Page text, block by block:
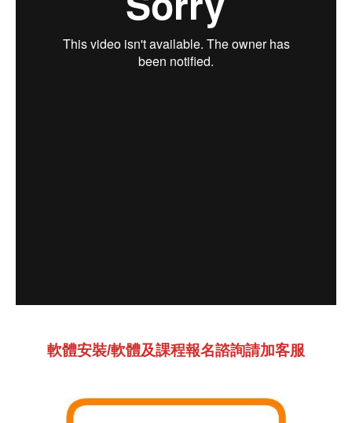
軟體安裝/軟體及課程報名諮詢請加客服